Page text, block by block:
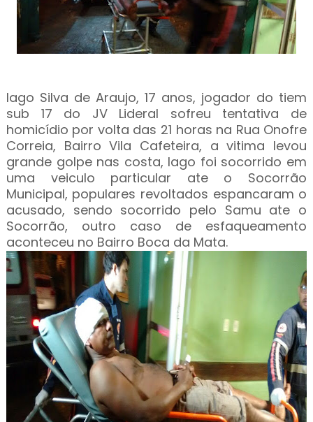
Iago Silva de Araujo, 17 anos, jogador do tiem
sub 17 do JV Lideral sofreu tentativa de
homicídio por volta das 21 horas na Rua Onofre
Correia, Bairro Vila Cafeteira, a vitima levou
grande golpe nas costa, Iago foi socorrido em
uma veiculo particular ate o Socorrão
Municipal, populares revoltados espancaram o
acusado, sendo socorrido pelo Samu ate o
Socorrão, outro caso de esfaqueamento
aconteceu no Bairro Boca da Mata.